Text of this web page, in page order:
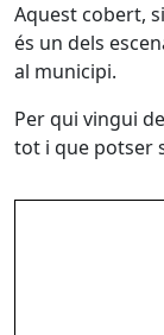
Aquest cobert,
és un dels
al municipi.
Per qui vingui
tot i que potser